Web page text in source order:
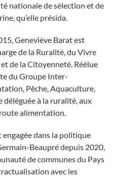
nationale de sélection et de
qu’elle présida.
Geneviève Barat est
de la Ruralité, du Vivre
de la Citoyenneté. Réélue
du Groupe Inter-
Pêche, Aquaculture,
déléguée à la ruralité, aux
alimentation.
dans la politique
Beaupré depuis 2020,
de communes du Pays
avec les